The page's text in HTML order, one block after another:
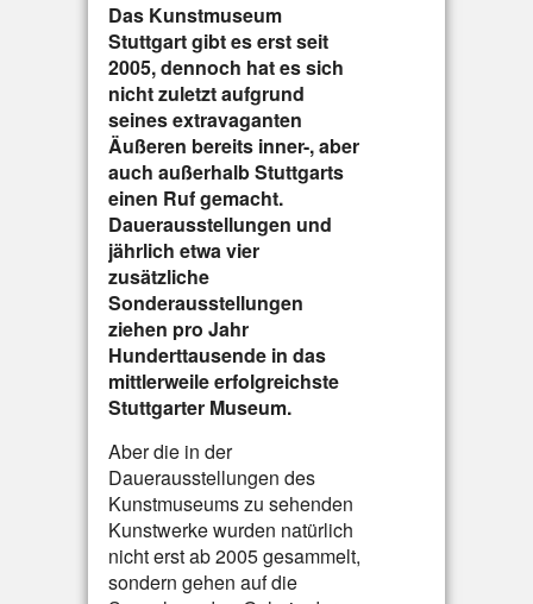
Das Kunstmuseum
Stuttgart gibt es erst seit
2005, dennoch hat es sich
nicht zuletzt aufgrund
seines extravaganten
Äußeren bereits inner-, aber
auch außerhalb Stuttgarts
einen Ruf gemacht.
Dauerausstellungen und
jährlich etwa vier
zusätzliche
Sonderausstellungen
ziehen pro Jahr
Hunderttausende in das
mittlerweile erfolgreichste
Stuttgarter Museum.
Aber die in der
Dauerausstellungen des
Kunstmuseums zu sehenden
Kunstwerke wurden natürlich
nicht erst ab 2005 gesammelt,
sondern gehen auf die